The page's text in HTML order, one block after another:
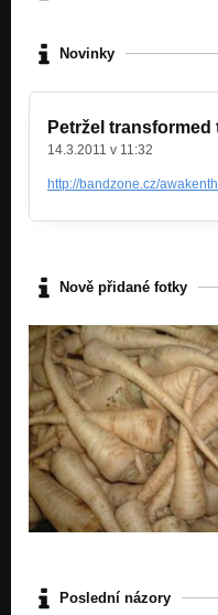
Novinky
Petržel transformed
14.3.2011 v 11:32
http://bandzone.cz/
Nově přidané fotky
Poslední názory